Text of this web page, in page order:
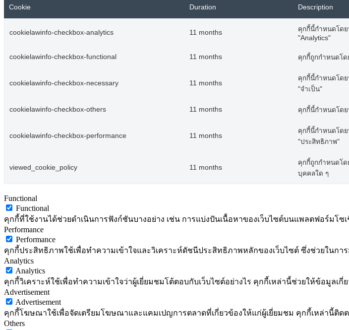
Cookie Duration Description
cookielawinfo-checkbox-analytics 11 months
คุกกี้นี้กำหนดโด
"Analytics"
cookielawinfo-checkbox-functional 11 months คุกกี้ถูกกำหนดโ
cookielawinfo-checkbox-necessary 11 months
คุกกี้นี้กำหนดโด
"จำเป็น"
cookielawinfo-checkbox-others 11 months คุกกี้นี้กำหนดโด
cookielawinfo-checkbox-performance 11 months
คุกกี้นี้กำหนดโด
"ประสิทธิภาพ"
viewed_cookie_policy 11 months
คุกกี้ถูกกำหนดโด
บุคคลใด ๆ
Functional
Functional
คุกกี้ที่ใช้งานได้ช่วยดำเนินการฟังก์ชันบางอย่าง เช่น การแบ่งปันเนื้อหาของเว็บไซต์บนแพลตฟอร์ม
Performance
Performance
คุกกี้ประสิทธิภาพใช้เพื่อทำความเข้าใจและวิเคราะห์ดัชนีประสิทธิภาพหลักของเว็บไซต์ ซึ่งช่วยในก
Analytics
Analytics
คุกกี้วิเคราะห์ใช้เพื่อทำความเข้าใจว่าผู้เยี่ยมชมโต้ตอบกับเว็บไซต์อย่างไร คุกกี้เหล่านี้ช่วยให้ข้อมูล
Advertisement
Advertisement
คุกกี้โฆษณาใช้เพื่อจัดเตรียมโฆษณาและแคมเปญการตลาดที่เกี่ยวข้องให้แก่ผู้เยี่ยมชม คุกกี้เหล่านี้ติด
Others